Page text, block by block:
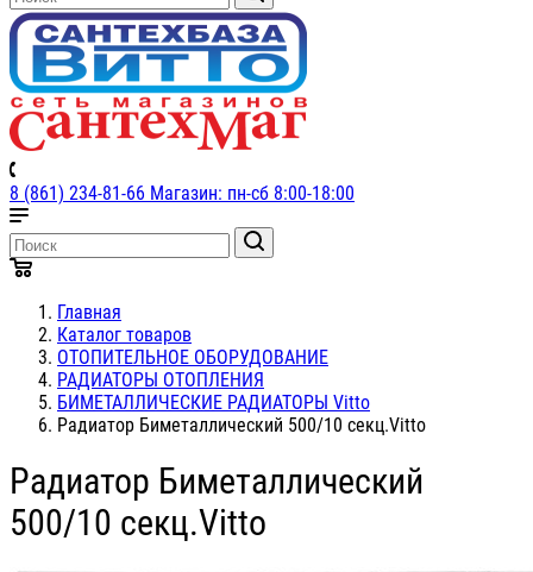
8 (861) 234-81-66 Магазин: пн-сб 8:00-18:00
Главная
Каталог товаров
ОТОПИТЕЛЬНОЕ ОБОРУДОВАНИЕ
РАДИАТОРЫ ОТОПЛЕНИЯ
БИМЕТАЛЛИЧЕСКИЕ РАДИАТОРЫ Vitto
Радиатор Биметаллический 500/10 секц.Vitto
Радиатор Биметаллический
500/10 секц.Vitto